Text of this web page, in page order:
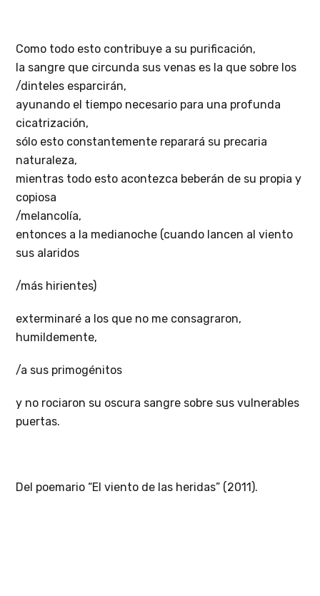
Como todo esto contribuye a su purificación,
la sangre que circunda sus venas es la que sobre los
/dinteles esparcirán,
ayunando el tiempo necesario para una profunda
cicatrización,
sólo esto constantemente reparará su precaria
naturaleza,
mientras todo esto acontezca beberán de su propia y
copiosa
/melancolía,
entonces a la medianoche (cuando lancen al viento
sus alaridos
/más hirientes)
exterminaré a los que no me consagraron,
humildemente,
/a sus primogénitos
y no rociaron su oscura sangre sobre sus vulnerables
puertas.
Del poemario “El viento de las heridas” (2011).